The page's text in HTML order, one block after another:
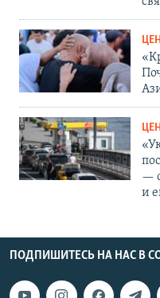
—
и
ПОДПИШИТЕСЬ НА НАС В